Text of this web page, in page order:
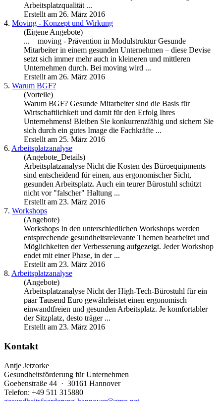
Arbeitsplatzqualität ...
Erstellt am 26. März 2016
4. Moving - Konzept und Wirkung
(Eigene Angebote)
... moving - Prävention in ModulstrukturGesunde
Mitarbeiter in einem gesunden Unternehmen – diese Devise
setzt sich immer mehr auch in kleineren und mittleren
Unternehmen durch. Bei moving wird ...
Erstellt am 26. März 2016
5. Warum BGF?
(Vorteile)
Warum BGF? Gesunde Mitarbeiter sind die Basis für
Wirtschaftlichkeit und damit für den Erfolg Ihres
Unternehmens! Bleiben Sie konkurrenzfähig und sichern Sie
sich durch ein gutes Image die Fachkräfte ...
Erstellt am 25. März 2016
6. Arbeitsplatzanalyse
(Angebote_Details)
Arbeitsplatzanalyse Nicht die Kosten des Büroequipments
sind entscheidend für einen, aus ergonomischer Sicht,
gesunden Arbeitsplatz. Auch ein teurer Bürostuhl schützt
nicht vor "falscher" Haltung ...
Erstellt am 23. März 2016
7. Workshops
(Angebote)
Workshops In den unterschiedlichen Workshops werden
entsprechende gesundheitsrelevante Themen bearbeitet und
Möglichkeiten der Verbesserung aufgezeigt. Jeder Workshop
endet mit einer Phase, in der ...
Erstellt am 23. März 2016
8. Arbeitsplatzanalyse
(Angebote)
Arbeitsplatzanalyse Nicht der High-Tech-Bürostuhl für ein
paar Tausend Euro gewährleistet einen ergonomisch
einwandtfreien und gesunden Arbeitsplatz. Je komfortabler
der Sitzplatz, desto träger ...
Erstellt am 23. März 2016
Kontakt
Antje Jetzorke
Gesundheitsförderung für Unternehmen
Goebenstraße 44 · 30161 Hannover
Telefon: +49 511 315880